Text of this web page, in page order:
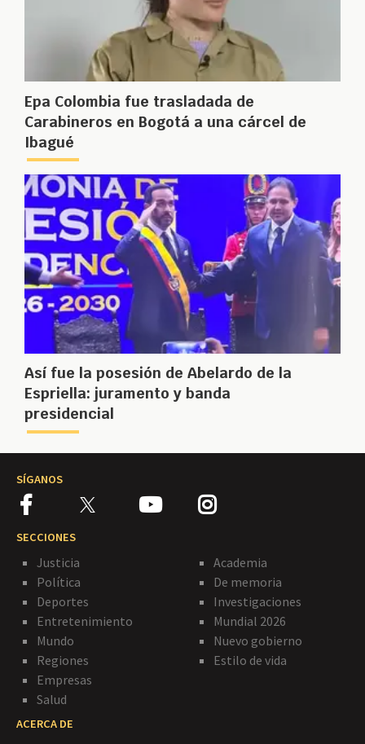
Epa Colombia fue trasladada de
Carabineros en Bogotá a una cárcel de
Ibagué
Así fue la posesión de Abelardo de la
Espriella: juramento y banda
presidencial
SÍGANOS
SECCIONES
Justicia
Política
Deportes
Entretenimiento
Mundo
Regiones
Empresas
Salud
Academia
De memoria
Investigaciones
Mundial 2026
Nuevo gobierno
Estilo de vida
ACERCA DE